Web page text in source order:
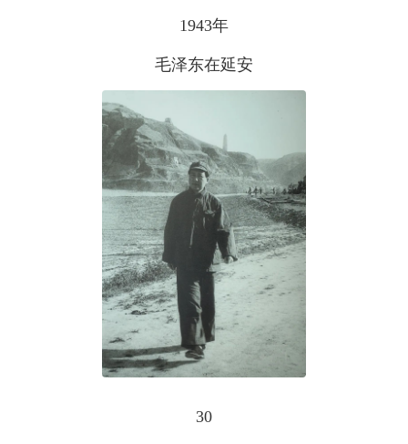
1943年
毛泽东在延安
30